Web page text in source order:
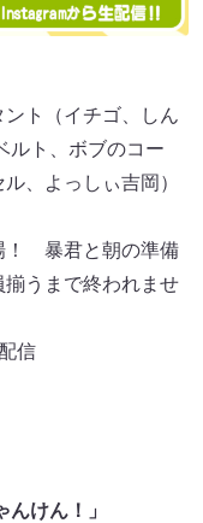
ト（イチゴ、しん
ルト、ボブのコー
、よっしぃ吉岡）
！ 暴君と朝の準備
うまで終われませ
信
んけん！」